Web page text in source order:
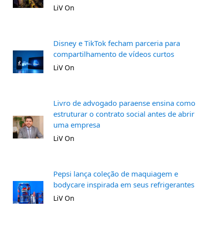
LiV On
Disney e TikTok fecham parceria para
compartilhamento de vídeos curtos
LiV On
Livro de advogado paraense ensina como
estruturar o contrato social antes de abrir
uma empresa
LiV On
Pepsi lança coleção de maquiagem e
bodycare inspirada em seus refrigerantes
LiV On